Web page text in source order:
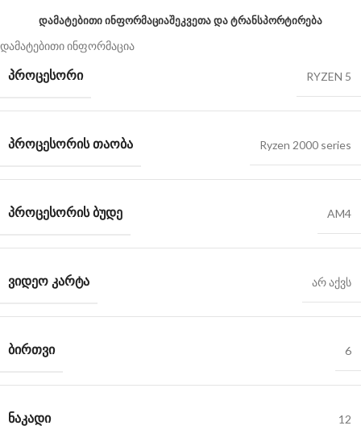
ᲓᲐᲛᲐᲢᲔᲑᲘᲗᲘ ᲘᲜᲤᲝᲠᲛᲐᲪᲘᲐᲨᲔᲙᲕᲔᲗᲐ ᲓᲐ ᲢᲠᲐᲜᲡᲞᲝᲠᲢᲘᲠᲔᲑᲐ
დამატებითი ინფორმაცია
ᲞᲠᲝᲪᲔᲡᲝᲠᲘ RYZEN 5
ᲞᲠᲝᲪᲔᲡᲝᲠᲘᲡ ᲗᲐᲝᲑᲐ Ryzen 2000 series
ᲞᲠᲝᲪᲔᲡᲝᲠᲘᲡ ᲑᲣᲓᲔ AM4
ᲕᲘᲓᲔᲝ ᲙᲐᲠᲢᲐ არ აქვს
ᲑᲘᲠᲗᲕᲘ 6
ᲜᲐᲙᲐᲓᲘ 12